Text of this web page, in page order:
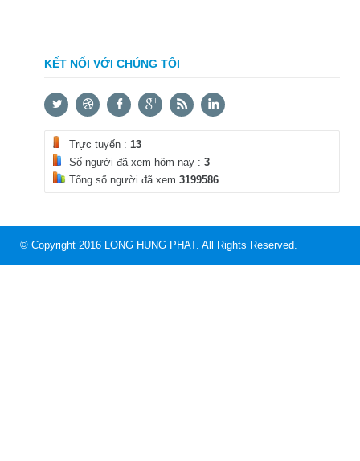
KẾT NỐI VỚI CHÚNG TÔI
Trực tuyến : 13
Số người đã xem hôm nay : 3
Tổng số người đã xem 3199586
© Copyright 2016 LONG HUNG PHAT. All Rights Reserved.